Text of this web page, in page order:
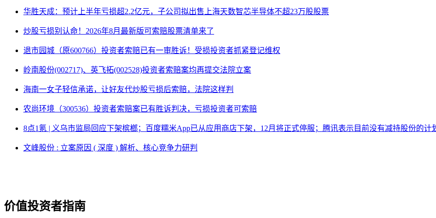
华胜天成：预计上半年亏损超2.2亿元，子公司拟出售上海天数智芯半导体不超23万股股票
炒股亏损别认命！2026年8月最新版可索赔股票清单来了
退市园城（原600766）投资者索赔已有一审胜诉！受损投资者抓紧登记维权
岭南股份(002717)、英飞拓(002528)投资者索赔案均再提交法院立案
海南一女子轻信承诺，让好友代炒股亏损后索赔，法院这样判
农尚环境（300536）投资者索赔案已有胜诉判决，亏损投资者可索赔
8点1氪 | 义乌市监局回应下架槟榔；百度糯米App已从应用商店下架，12月将正式停服；腾讯表示目前没有减持股份的计
文峰股份 : 立案原因 ( 深度 ) 解析、核心竞争力研判
价值投资者指南